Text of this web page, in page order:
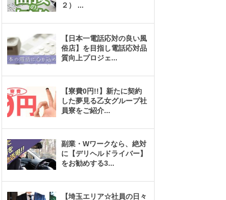
２） ...
【日本一電話応対の良い風
俗店】を目指し電話応対品
質向上プロジェ...
【寮費0円!!】新たに契約
した夢見る乙女グループ社
員寮をご紹介...
副業・Wワークなら、絶対
に【デリヘルドライバー】
をお勧めする3...
【埼玉エリア☆社員の日々